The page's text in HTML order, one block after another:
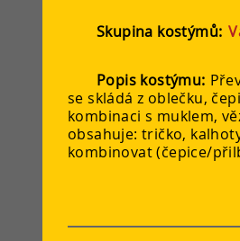
Skupina kostýmů:
Popis kostýmu:
se skládá z oblečku,
kombinaci s muklem,
obsahuje: tričko,
kombinovat (čepice/